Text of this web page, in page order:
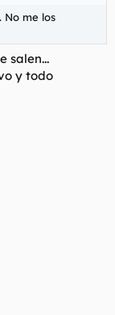
No me los
salen...
y todo